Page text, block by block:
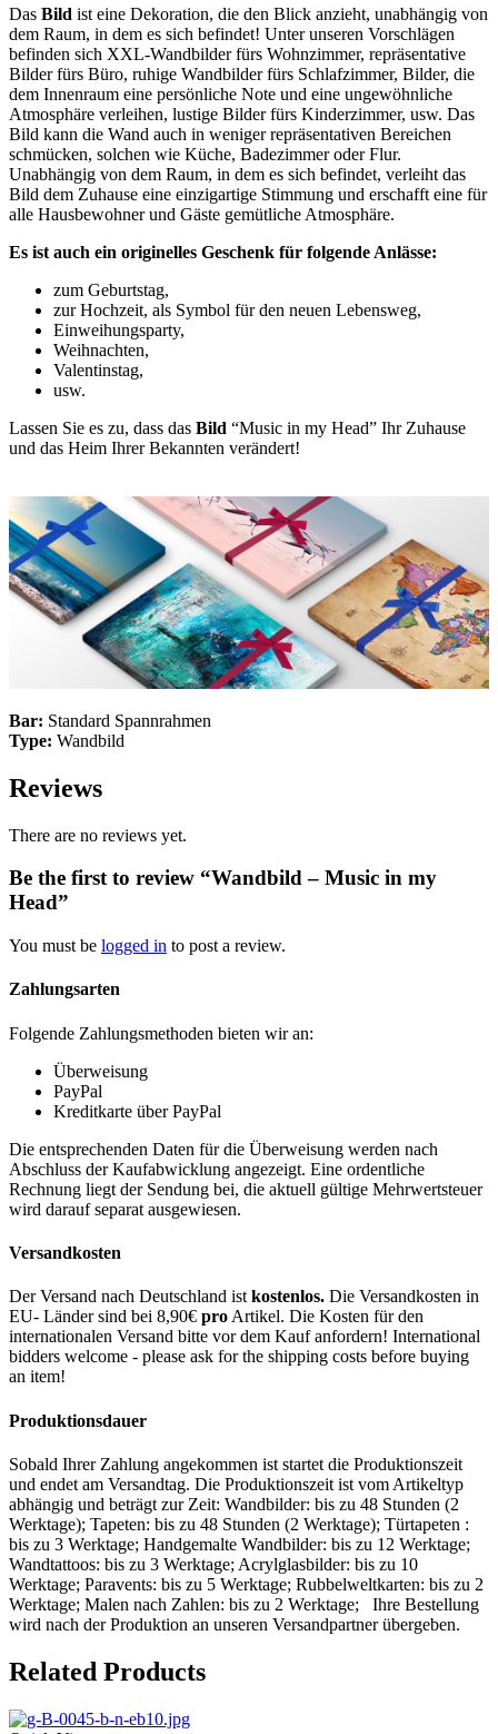
Das Bild ist eine Dekoration, die den Blick anzieht, unabhängig von
dem Raum, in dem es sich befindet! Unter unseren Vorschlägen
befinden sich XXL-Wandbilder fürs Wohnzimmer, repräsentative
Bilder fürs Büro, ruhige Wandbilder fürs Schlafzimmer, Bilder, die
dem Innenraum eine persönliche Note und eine ungewöhnliche
Atmosphäre verleihen, lustige Bilder fürs Kinderzimmer, usw. Das
Bild kann die Wand auch in weniger repräsentativen Bereichen
schmücken, solchen wie Küche, Badezimmer oder Flur.
Unabhängig von dem Raum, in dem es sich befindet, verleiht das
Bild dem Zuhause eine einzigartige Stimmung und erschafft eine für
alle Hausbewohner und Gäste gemütliche Atmosphäre.
Es ist auch ein originelles Geschenk für folgende Anlässe:
zum Geburtstag,
zur Hochzeit, als Symbol für den neuen Lebensweg,
Einweihungsparty,
Weihnachten,
Valentinstag,
usw.
Lassen Sie es zu, dass das Bild “Music in my Head” Ihr Zuhause
und das Heim Ihrer Bekannten verändert!
Bar: Standard Spannrahmen
Type: Wandbild
Reviews
There are no reviews yet.
Be the first to review “Wandbild – Music in my
Head”
You must be logged in to post a review.
Zahlungsarten
Folgende Zahlungsmethoden bieten wir an:
Überweisung
PayPal
Kreditkarte über PayPal
Die entsprechenden Daten für die Überweisung werden nach
Abschluss der Kaufabwicklung angezeigt. Eine ordentliche
Rechnung liegt der Sendung bei, die aktuell gültige Mehrwertsteuer
wird darauf separat ausgewiesen.
Versandkosten
Der Versand nach Deutschland ist kostenlos. Die Versandkosten in
EU- Länder sind bei 8,90€ pro Artikel. Die Kosten für den
internationalen Versand bitte vor dem Kauf anfordern! International
bidders welcome - please ask for the shipping costs before buying
an item!
Produktionsdauer
Sobald Ihrer Zahlung angekommen ist startet die Produktionszeit
und endet am Versandtag. Die Produktionszeit ist vom Artikeltyp
abhängig und beträgt zur Zeit: Wandbilder: bis zu 48 Stunden (2
Werktage); Tapeten: bis zu 48 Stunden (2 Werktage); Türtapeten :
bis zu 3 Werktage; Handgemalte Wandbilder: bis zu 12 Werktage;
Wandtattoos: bis zu 3 Werktage; Acrylglasbilder: bis zu 10
Werktage; Paravents: bis zu 5 Werktage; Rubbelweltkarten: bis zu 2
Werktage; Malen nach Zahlen: bis zu 2 Werktage; Ihre Bestellung
wird nach der Produktion an unseren Versandpartner übergeben.
Related Products